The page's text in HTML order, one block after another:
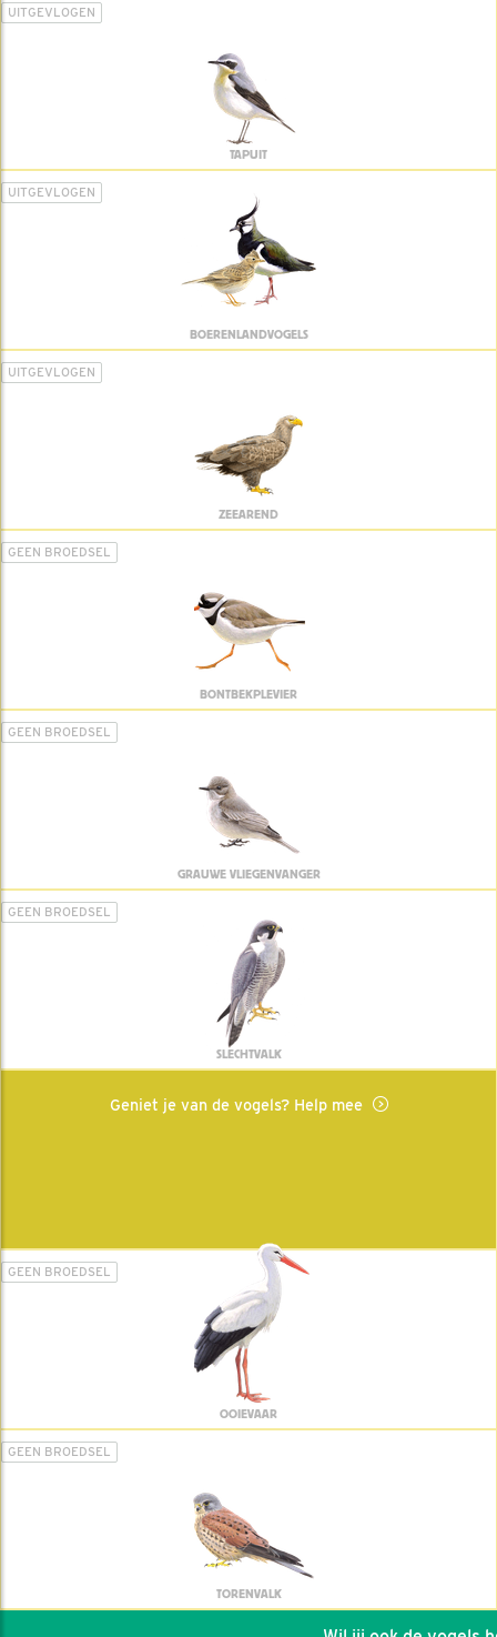
UITGEVLOGEN
TAPUIT
UITGEVLOGEN
BOERENLANDVOGELS
UITGEVLOGEN
ZEEAREND
GEEN BROEDSEL
BONTBEKPLEVIER
GEEN BROEDSEL
GRAUWE VLIEGENVANGER
GEEN BROEDSEL
SLECHTVALK
Geniet je van de vogels? Help mee
GEEN BROEDSEL
OOIEVAAR
GEEN BROEDSEL
TORENVALK